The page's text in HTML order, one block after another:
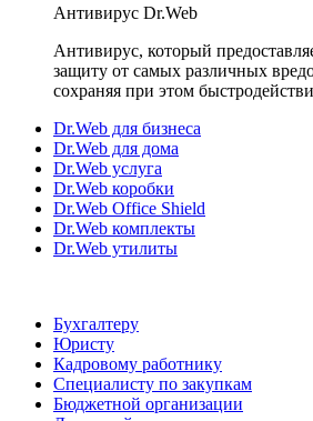
Антивирус Dr.Web
Антивирус, который
защиту от самых различных
сохраняя при этом
Dr.Web для бизнеса
Dr.Web для дома
Dr.Web услуга
Dr.Web коробки
Dr.Web Office Shield
Dr.Web комплекты
Dr.Web утилиты
Бухгалтеру
Юристу
Кадровому работнику
Специалисту по закупкам
Бюджетной организации